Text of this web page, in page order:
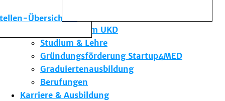
Übersicht
Die Institute des UKD
Forschung am UKD
Studium & Lehre
Gründungsförderung Startup4MED
Graduiertenausbildung
Berufungen
Karriere & Ausbildung